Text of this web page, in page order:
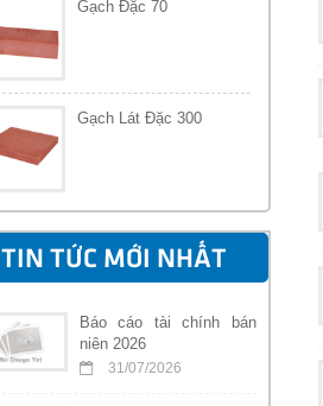
Gạch Đặc 70
Gạch Lát Đặc 300
TIN TỨC MỚI NHẤT
Báo cáo tài chính bán
niên 2026
31/07/2026